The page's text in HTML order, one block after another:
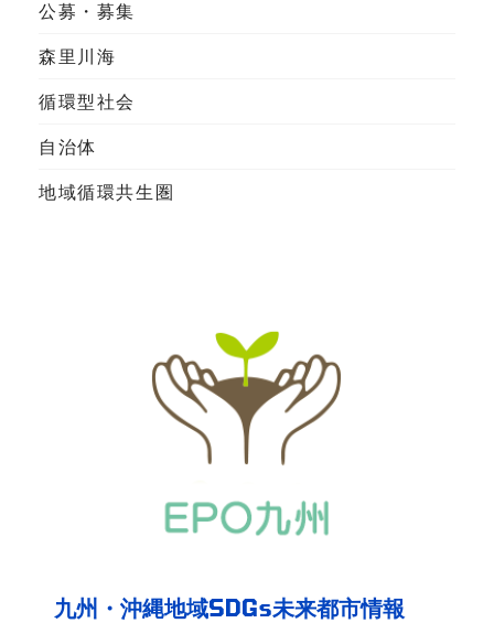
公募・募集
森里川海
循環型社会
自治体
地域循環共生圏
九州・沖縄地域SDGs未来都市情報